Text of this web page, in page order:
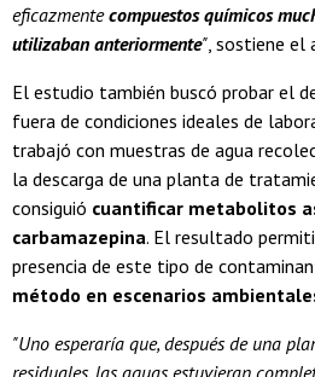
eficazmentecompuestos químicos
utilizaban anteriormente" , sostiene el
El estudio también buscó probar el
fuera de condiciones ideales de
trabajó con muestras de agua
la descarga de una planta de
consiguió cuantificar metabolitos
carbamazepina. El resultado
presencia de este tipo de
método en escenarios
"Uno esperaría que, después de una
residuales, las aguas estuvieran